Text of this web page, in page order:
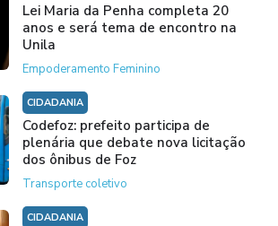
Lei Maria da Penha completa 20
anos e será tema de encontro na
Unila
Empoderamento Feminino
CIDADANIA
Codefoz: prefeito participa de
plenária que debate nova licitação
dos ônibus de Foz
Transporte coletivo
CIDADANIA